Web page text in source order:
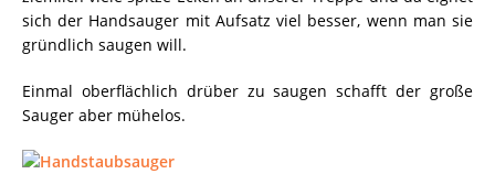
sich der Handsauger mit Aufsatz viel besser, wenn man sie
gründlich saugen will.
Einmal oberflächlich drüber zu saugen schafft der große
Sauger aber mühelos.